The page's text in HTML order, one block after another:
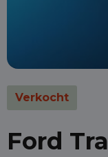
Verkocht
Ford